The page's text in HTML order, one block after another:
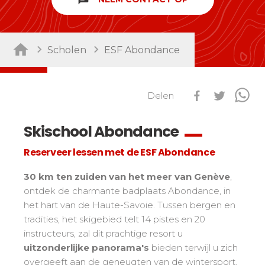
Per activiteit
Dagopvang/ Kinderdagverblijf 45
Club Piou-Piou
Buiten piste
Sneeuwschoenen 117
Handiski
Nordisch 88
Per regio
Prestaties
Zij aa zij staan met concurrenten
Tieners en volwassenen
Prestaties
Zij aa zij staan met concurrenten
Tests nordic skiën
Kinderen
Ski Open
Classements Ski Open
Les classements nationaux
Les directs
Suivez les coureurs en direct
Résultats esf Ski Tour
Classement esf Ski Tour
Le classement national
Compétitions
nationales
Résultats et archives
Étoile d’Or
Ski Open Coq d’Or
Espace moniteurs
Scholen ESF Abondance
Delen
Skischool Abondance
Reserveer lessen met de ESF Abondance
30 km ten zuiden van het meer van Genève,
ontdek de charmante badplaats Abondance, in
het hart van de Haute-Savoie. Tussen bergen en
tradities, het skigebied telt 14 pistes en 20
instructeurs, zal dit prachtige resort u
uitzonderlijke panorama's bieden terwijl u zich
overgeeft aan de geneugten van de wintersport.